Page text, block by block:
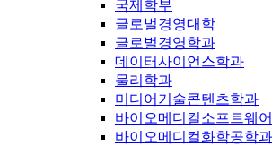
국제학부
글로벌경영대학
글로벌경영학과
데이터사이언스학과
물리학과
미디어기술콘텐츠학과
바이오메디컬소프트웨
바이오메디컬화학공학과